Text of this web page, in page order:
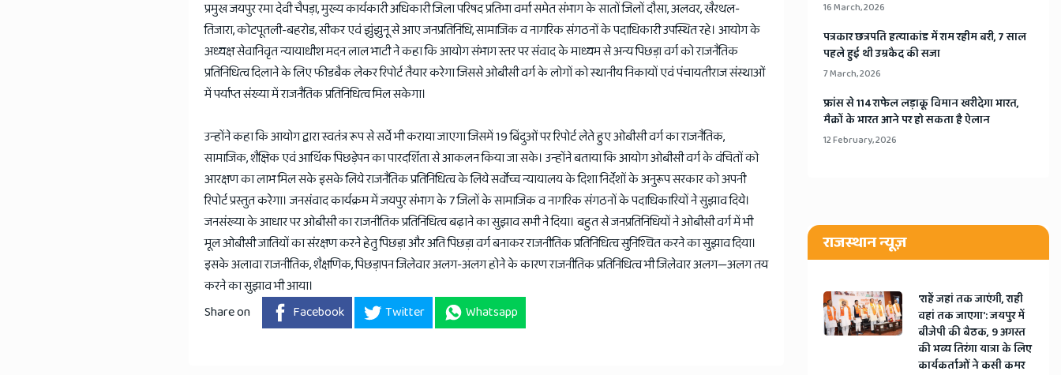
प्रमुख जयपुर रमा देवी चैपड़ा, मुख्य कार्यकारी अधिकारी जिला परिषद प्रतिभा वर्मा समेत संभाग के सातों जिलों दौसा, अलवर, खैरथल-
तिजारा, कोटपूतली-बहरोड, सीकर एवं झुंझुनू से आए जनप्रतिनिधि, सामाजिक व नागरिक संगठनों के पदाधिकारी उपस्थित रहे। आयोग के
अध्यक्ष सेवानिवृत न्यायाधीश मदन लाल भाटी ने कहा कि आयोग संभाग स्तर पर संवाद के माध्यम से अन्य पिछड़ा वर्ग को राजनैतिक
प्रतिनिधित्व दिलाने के लिए फीडबैक लेकर रिपोर्ट तैयार करेगा जिससे ओबीसी वर्ग के लोगों को स्थानीय निकायों एवं पंचायतीराज संस्थाओं
में पर्याप्त संख्या में राजनैतिक प्रतिनिधित्व मिल सकेगा।
उन्होंने कहा कि आयोग द्वारा स्वतंत्र रूप से सर्वे भी कराया जाएगा जिसमें 19 बिंदुओं पर रिपोर्ट लेते हुए ओबीसी वर्ग का राजनैतिक,
सामाजिक, शैक्षिक एवं आर्थिक पिछड़ेपन का पारदर्शिता से आकलन किया जा सके। उन्होंने बताया कि आयोग ओबीसी वर्ग के वंचितों को
आरक्षण का लाभ मिल सके इसके लिये राजनैतिक प्रतिनिधित्व के लिये सर्वोच्च न्यायालय के दिशा निर्देशों के अनुरूप सरकार को अपनी
रिपोर्ट प्रस्तुत करेगा। जनसंवाद कार्यक्रम में जयपुर संभाग के 7 जिलों के सामाजिक व नागरिक संगठनों के पदाधिकारियों ने सुझाव दिये।
जनसंख्या के आधार पर ओबीसी का राजनीतिक प्रतिनिधित्व बढ़ाने का सुझाव सभी ने दिया। बहुत से जनप्रतिनिधियों ने ओबीसी वर्ग में भी
मूल ओबीसी जातियों का संरक्षण करने हेतु पिछड़ा और अति पिछड़ा वर्ग बनाकर राजनीतिक प्रतिनिधित्व सुनिश्चित करने का सुझाव दिया।
इसके अलावा राजनीतिक, शैक्षणिक, पिछड़ापन जिलेवार अलग-अलग होने के कारण राजनीतिक प्रतिनिधित्व भी जिलेवार अलग—अलग तय
करने का सुझाव भी आया।
Share on
Facebook Twitter Whatsapp
16 March, 2026
​पत्रकार छत्रपति हत्याकांड में राम रहीम बरी, 7 साल
पहले हुई थी उम्रकैद की सजा
7 March, 2026
​फ्रांस से 114 राफेल लड़ाकू विमान खरीदेगा भारत,
मैक्रों के भारत आने पर हो सकता है ऐलान
12 February, 2026
राजस्थान न्यूज़
'राहें जहां तक जाएंगी, राही
वहां तक जाएगा': जयपुर में
बीजेपी की बैठक, 9 अगस्त
की भव्य तिरंगा यात्रा के लिए
कार्यकर्ताओं ने कसी कमर